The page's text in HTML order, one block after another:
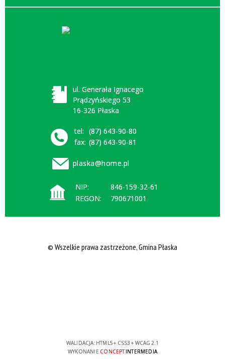
ul. Generała Ignacego
Prądzyńskiego 53
16-326 Płaska
tel: (87) 643-90-80
fax: (87) 643-90-81
plaska@home.pl
NIP:
846-159-32-61
REGON:
790671001
© Wszelkie prawa zastrzeżone, Gmina Płaska
WALIDACJA: HTML5+ CSS3 + WCAG 2.1
WYKONANIE CONCEPTINTERMEDIA